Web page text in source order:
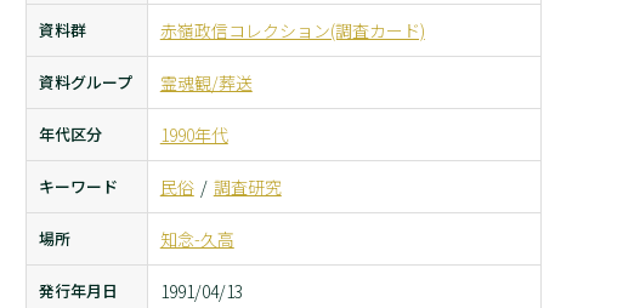
資料群 赤嶺政信コレクション(調査カード)
資料グループ 霊魂観/葬送
年代区分 1990年代
キーワード 民俗 調査研究
場所 知念-久高
発行年月日 1991/04/13